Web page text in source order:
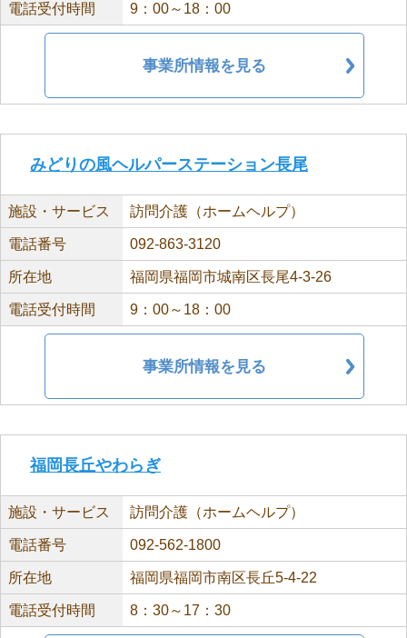
電話受付時間 9：00～18：00
事業所情報を見る
みどりの風ヘルパーステーション長尾
施設・サービス 訪問介護（ホームヘルプ）
電話番号 092-863-3120
所在地 福岡県福岡市城南区長尾4-3-26
電話受付時間 9：00～18：00
事業所情報を見る
福岡長丘やわらぎ
施設・サービス 訪問介護（ホームヘルプ）
電話番号 092-562-1800
所在地 福岡県福岡市南区長丘5-4-22
電話受付時間 8：30～17：30